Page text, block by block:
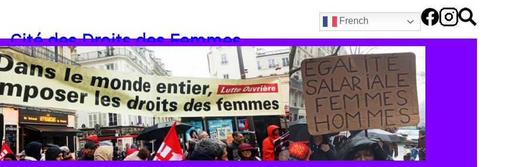
French
Cité des Droits des Femmes